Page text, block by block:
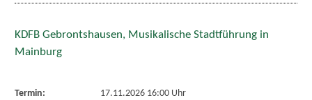
KDFB Gebrontshausen, Musikalische Stadtführung in
Mainburg
Termin:
17.11.2026 16:00 Uhr